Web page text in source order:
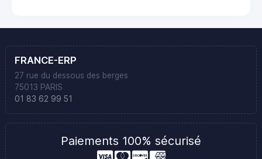
FRANCE-ERP
27 rue du dessous des berges
75013 PARIS
01 83 62 99 51
Paiements 100% sécurisé